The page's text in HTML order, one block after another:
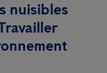
nuisibles